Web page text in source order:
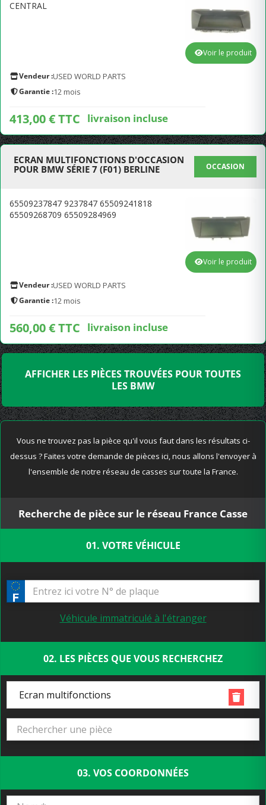
CENTRAL
Vendeur :USED WORLD PARTS
Garantie :12 mois
413,00 € TTC livraison incluse
Voir le produit
ECRAN MULTIFONCTIONS D'OCCASION
POUR BMW SÉRIE 7 (F01) BERLINE
OCCASION
65509237847 9237847 65509241818
65509268709 65509284969
Vendeur :USED WORLD PARTS
Garantie :12 mois
560,00 € TTC livraison incluse
Voir le produit
AFFICHER LES PIÈCES TROUVÉES POUR TOUTES
LES BMW
Vous ne trouvez pas la pièce qu'il vous faut dans les résultats ci-
dessus ? Faites votre demande de pièces ici, nous allons l'envoyer à
l'ensemble de notre réseau de casses sur toute la France.
Recherche de pièce sur le réseau France Casse
01. VOTRE VÉHICULE
Véhicule immatriculé à l'étranger
02. LES PIÈCES QUE VOUS RECHERCHEZ
Ecran multifonctions
03. VOS COORDONNÉES